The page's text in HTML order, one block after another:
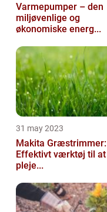
Varmepumper – den
miljøvenlige og
økonomiske energ...
31 may 2023
Makita Græstrimmer:
Effektivt værktøj til at
pleje...